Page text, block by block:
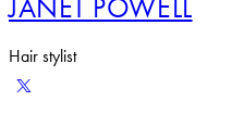
JANET POWELL
Hair stylist